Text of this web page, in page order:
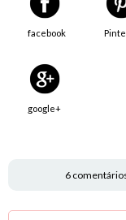
facebook
google+
6